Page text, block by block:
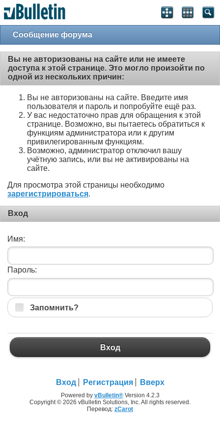
Сообщение форума
Вы не авторизованы на сайте или не имеете
доступа к этой странице. Это могло произойти по
одной из нескольких причин:
Вы не авторизованы на сайте. Введите имя
пользователя и пароль и попробуйте ещё раз.
У вас недостаточно прав для обращения к этой
странице. Возможно, вы пытаетесь обратиться к
функциям администратора или к другим
привилегированным функциям.
Возможно, администратор отключил вашу
учётную запись, или вы не активированы на
сайте.
Для просмотра этой страницы необходимо
зарегистрироваться.
Вход
Имя:
Пароль:
Запомнить?
Вход
Вход Регистрация Вверх
Powered by vBulletin®Version 4.2.3
Copyright © 2026 vBulletin Solutions, Inc. All rights reserved.
Перевод: zCarot